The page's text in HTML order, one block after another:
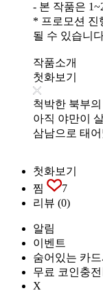
- 본 작품은
* 프로모션 진
될 수 있습니
작품소개
첫화보기
척박한 북부
아직 야만이
삼남으로 태
첫화보기
찜
7
리뷰 (0)
알림
이벤트
숨어있는 카드
무료 코인충
X